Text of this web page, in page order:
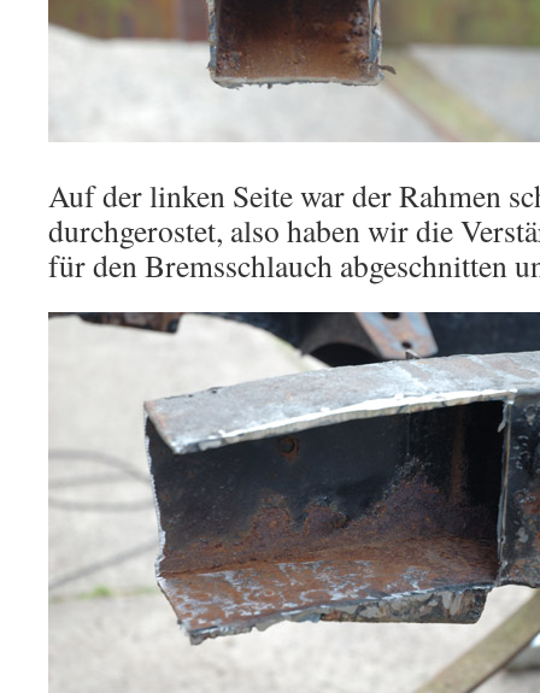
Auf der linken Seite war der Rahmen
durchgerostet, also haben wir die
für den Bremsschlauch abgeschnitten